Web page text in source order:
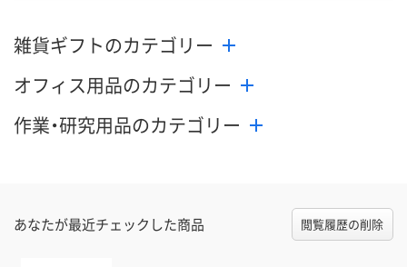
雑貨ギフトのカテゴリー
オフィス用品のカテゴリー
作業・研究用品のカテゴリー
あなたが最近チェックした商品 閲覧履歴の削除